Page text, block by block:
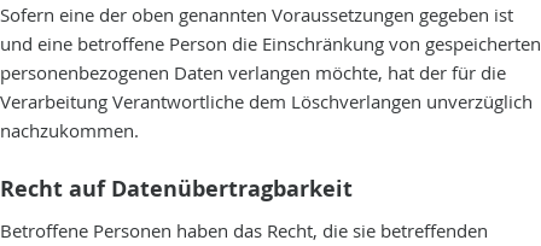
Sofern eine der oben genannten Voraussetzungen gegeben ist
und eine betroffene Person die Einschränkung von gespeicherten
personenbezogenen Daten verlangen möchte, hat der für die
Verarbeitung Verantwortliche dem Löschverlangen unverzüglich
nachzukommen.
Recht auf Datenübertragbarkeit
Betroffene Personen haben das Recht, die sie betreffenden